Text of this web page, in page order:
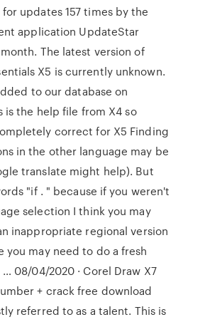
updates 157 times by the
application UpdateStar
The latest version of
X5 is currently unknown.
to our database on
is the help file from X4 so
correct for X5 Finding
in the other language may be
translate might help). But
"if . " because if you weren't
selection I think you may
inappropriate regional version
you may need to do a fresh
08/04/2020 · Corel Draw X7
+ crack free download
referred to as a talent. This is